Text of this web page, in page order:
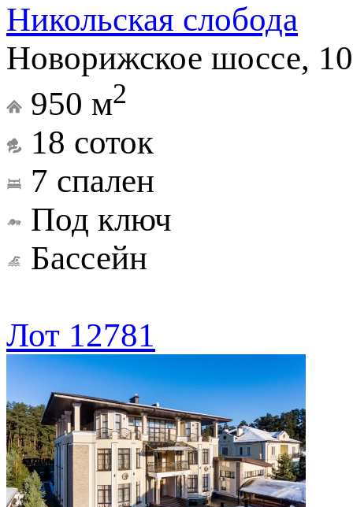
Никольская слобода
Новорижское шоссе,
950 м2
18 соток
7 спален
Под ключ
Бассейн
Лот 12781